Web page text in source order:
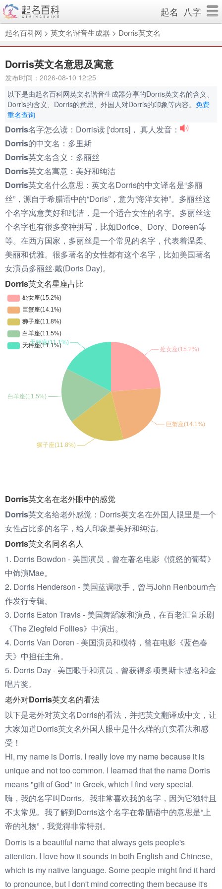
起名 八字
起名百科网 > 英文名谐音生成器 > Dorris英文名
Dorris英文名意思及寓意
发布时间：2026-08-10 12:25
以下是由起名百科网英文名谐音生成器分享的Dorris英文名的含义、
Dorris的含义、Dorris的意思、外国人对Dorris的印象等内容。 免费
重名查询
Dorris名字怎么读： Dorris读 ['dɔrɪs]， 真人发音：
Dorris的中文名： 多里斯
Dorris英文名含义： 多丽丝
Dorris英文名寓意： 美好和纯洁
Dorris英文名什么意思： 英文名Dorris的中文译名是“多丽
丝”，源自于希腊语中的“Doris”，意为“海洋女神”。多丽丝这
个名字寓意美好和纯洁，是一个适合女性的名字。多丽丝这
个名字也有很多变种拼写，比如Dorice、Dory、Doreen等
等。在西方国家，多丽丝是一个常见的名字，代表着温柔、
美丽和优雅。很多著名的女性都有这个名字，比如美国著名
女演员多丽丝·戴(Doris Day)。
Dorris英文名星座占比
Dorris英文名在老外眼中的感觉
Dorris英文名给老外感觉： Dorris英文名在外国人眼里是一个
女性占比多的名字，给人印象是美好和纯洁。
Dorris英文名同名名人
1. Dorris Bowdon - 美国演员，曾在著名电影《愤怒的葡萄》
中饰演Mae。
2. Dorris Henderson - 美国蓝调歌手，曾与John Renbourn合
作发行专辑。
3. Dorris Eaton Travis - 美国舞蹈家和演员，在百老汇音乐剧
《The Ziegfeld Follies》中演出。
4. Dorris Van Doren - 美国演员和模特，曾在电影《蓝色春
天》中担任主角。
5. Dorris Day - 美国歌手和演员，曾获得多项奥斯卡提名和金
唱片奖。
老外对Dorris英文名的看法
以下是老外对英文名Dorris的看法，并把英文翻译成中文，让
大家知道Dorris英文名外国人眼中是什么样的真实看法和感
受！
Hi, my name is Dorris. I really love my name because it is
unique and not too common. I learned that the name Dorris
means "gift of God" in Greek, which I find very special.
嗨，我的名字叫Dorris。我非常喜欢我的名字，因为它独特且
不太常见。我了解到Dorris这个名字在希腊语中的意思是“上
帝的礼物”，我觉得非常特别。
Dorris is a beautiful name that always gets people's
attention. I love how it sounds in both English and Chinese,
which is my native language. Some people might find it hard
to pronounce, but I don't mind correcting them because it's